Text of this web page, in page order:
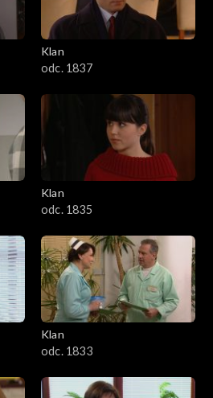
Klan
odc. 1837
Klan
odc. 1835
Klan
odc. 1833